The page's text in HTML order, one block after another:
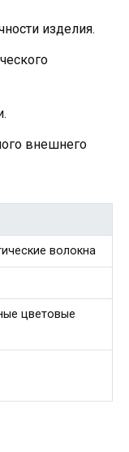
изделия.
внешнего
волокна
цветовые